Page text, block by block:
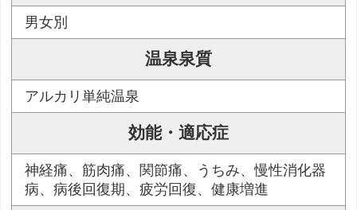
男女別
温泉泉質
アルカリ単純温泉
効能・適応症
神経痛、筋肉痛、関節痛、うちみ、慢性消化器
病、病後回復期、疲労回復、健康増進